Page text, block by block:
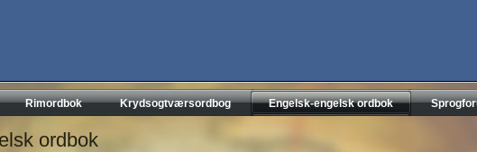
Rimordbok Krydsogtværsordbog Engelsk-engelsk ordbok
ordbok